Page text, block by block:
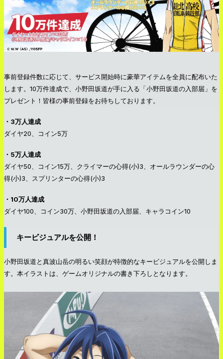
事前登録件数に応じて、サービス開始時に豪華アイテムを全員に配布いた
します。10万件達成で、小野田坂道が手に入る「小野田坂道の入部届」を
プレゼント！皆様の事前登録をお待ちしております。
・3万人達成
ダイヤ20、コイン5万
・5万人達成
ダイヤ50、コイン15万、クライマーの心得(小)3、オールラウンダーの心
得(小)3、スプリンターの心得(小)3
・10万人達成
ダイヤ100、コイン30万、小野田坂道の入部届、キャラコイン10
キービジュアルを公開！
小野田坂道と真波山岳の明るい笑顔が特徴的なキービジュアルを公開しま
す。本イラストは、ゲームオリジナルの書き下ろしとなります。